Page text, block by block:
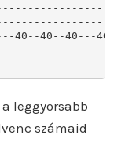
40--40--
leggyorsabb
számaid